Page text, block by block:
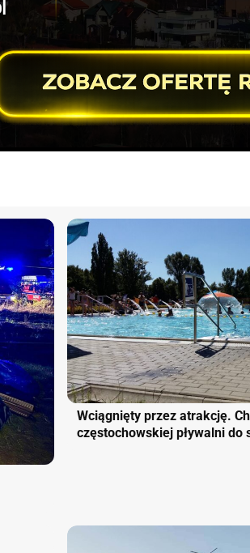
Wciągnięty przez atrakcję.
częstochowskiej pływalni do